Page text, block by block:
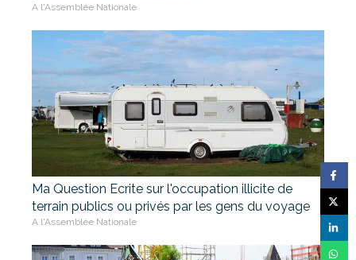
A l'Assemblée Nationale
Ma Question Ecrite sur l'occupation illicite de
terrain publics ou privés par les gens du voyage
A l'Assemblée Nationale